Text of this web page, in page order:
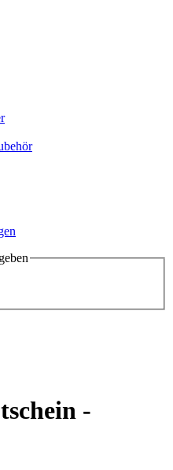
-